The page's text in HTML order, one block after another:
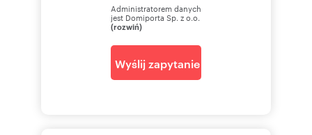
Administratorem danych
jest Domiporta Sp. z o.o.
(rozwiń)
Wyślij zapytanie